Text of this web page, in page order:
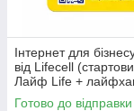
Інтернет для
від Lifecell
Лайф Life +
Готово до відправки